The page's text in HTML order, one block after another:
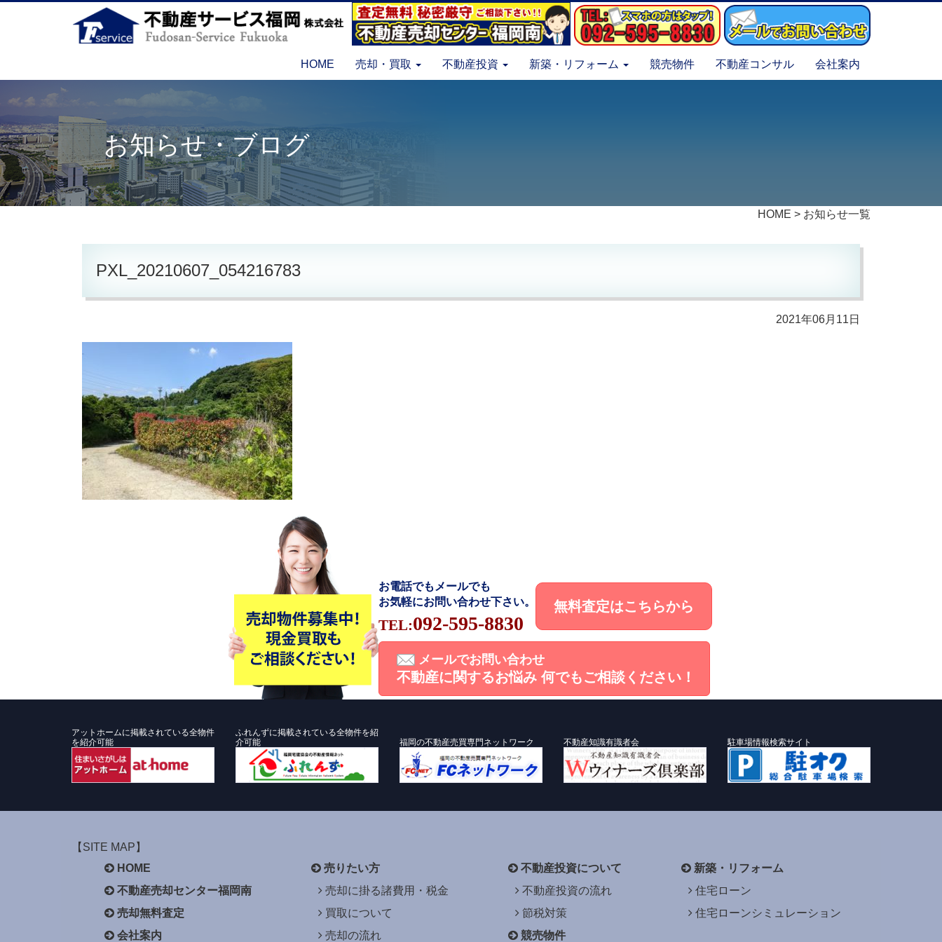
HOME 売却・買取 不動産投資 新築・リフォーム 競売物件 不動産コンサル 会社案内
お知らせ・ブログ
HOME > お知らせ一覧
PXL_20210607_054216783
2021年06月11日
お電話でもメールでも
お気軽にお問い合わせ下さい。
TEL:092-595-8830
無料査定はこちらから
メールでお問い合わせ
不動産に関するお悩み 何でもご相談ください！
アットホームに掲載されている全物件
を紹介可能
ふれんずに掲載されている全物件を紹
介可能
福岡の不動産売買専門ネットワーク 不動産知識有識者会 駐車場情報検索サイト
【SITE MAP】
HOME
不動産売却センター福岡南
売却無料査定
会社案内
売りたい方
売却に掛る諸費用・税金
買取について
売却の流れ
不動産投資について
不動産投資の流れ
節税対策
競売物件
新築・リフォーム
住宅ローン
住宅ローンシミュレーション